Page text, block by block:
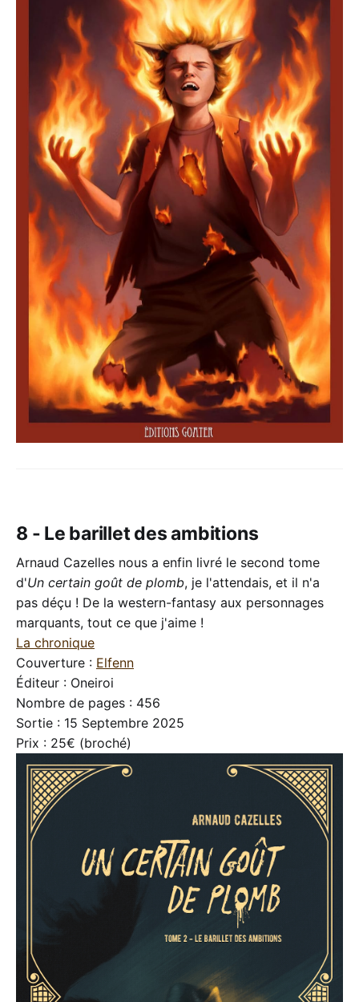
8 - Le barillet des ambitions
Arnaud Cazelles nous a enfin livré le second tome
d'Un certain goût de plomb, je l'attendais, et il n'a
pas déçu ! De la western-fantasy aux personnages
marquants, tout ce que j'aime !
La chronique
Couverture : Elfenn
Éditeur : Oneiroi
Nombre de pages : 456
Sortie : 15 Septembre 2025
Prix : 25€ (broché)